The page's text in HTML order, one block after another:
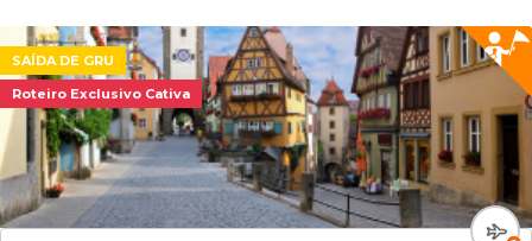
SAÍDA DE GRU
Roteiro Exclusivo Cativa